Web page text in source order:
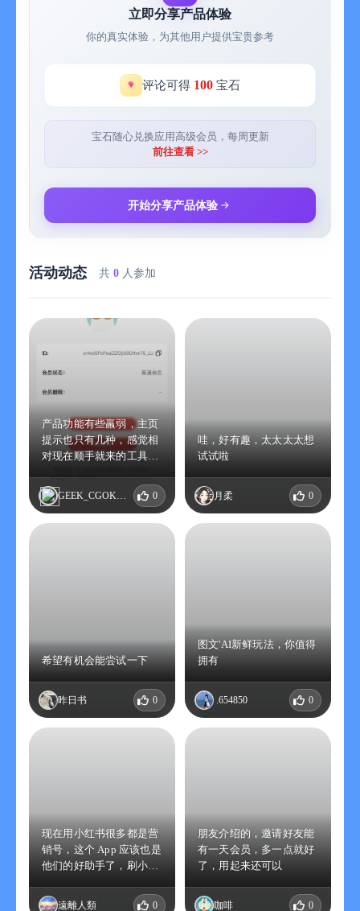
4.智能纠错：自研算法自动检测并修复 Markdown 语法错误，确
1.全能格式导出：一键导出多格式文档。无论你是写报告、做笔
记还是做数据分析，总有一款格式适合你。
LaTeX 公式对齐（居中/居左），一键删除多余的分隔线与 Emoji
表情，甚至开启自动修复 Markdown 格式错误，让导出文档更专
启该功能，你可以将“深度思考”模式下的推理过程与最终回答一并
导出，绝佳的复盘与学习资料。
4.高效批量导出：面对大量优质对话，无需逐一操作。支持多选
计。
个等级标记，帮你快速提取关键信息，构建阅读笔记。
7.私密云盘与长期记忆：每个用户配备大容量私密云盘。将导出
的文档存入云盘，不仅方便跨设备下载，更可一键上传作为
DeepSeek 的专属知识库，打破上下文限制，赋予 DeepSeek 长
期记忆能力。
学生与科研人员：保存 AI 生成的论文草稿、数学推导，公式一键
转换，便于在 Word 中继续编辑；浮窗模式边聊边导，查阅文献
与整理笔记两不误。
职场人士：将 AI 产出的报告、会议纪要、周报导出为 PDF 或
知识管理爱好者：将优质对话记录导出存档，建立个人知识库，
浮窗模式让知识摘录如行云流水。
立即分享产品体验
你的真实体验，为其他用户提供宝贵参考
评论可得 100 宝石
宝石随心兑换应用高级会员，每周更新
前往查看 >>
开始分享产品体验
活动动态 共 0 人参加
产品功能有些羸弱，主页
提示也只有几种，感觉相
对现在顺手就来的工具来
星火？我也没看懂。但是
界面简洁，我是被宣传图
0
哇，好有趣，太太太太想
试试啦
月柔 0
希望有机会能尝试一下
昨日书 0
图文'AI新鲜玩法，你值得
拥有
.654850 0
现在用小红书很多都是营
销号，这个 App 应该也是
他们的好助手了，刷小红
的。
遠離人類 0
朋友介绍的，邀请好友能
有一天会员，多一点就好
了，用起来还可以
咖啡 0